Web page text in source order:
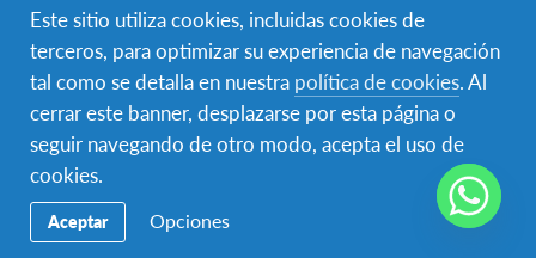
Para preparar personas comprometidas
efectivamente entre culturas y otras
diferencias, ofrecemos rutas de aprendizaje
transformadoras que son diseñadas
especificamente para estudiantes, familias,
voluntarios, adultos y comunidades.
Cada ruta de AFS está diseñada alrededor de
estos seis principios:
Este sitio utiliza cookies, incluidas cookies de
terceros, para optimizar su experiencia de navegación
tal como se detalla en nuestra política de cookies. Al
cerrar este banner, desplazarse por esta página o
seguir navegando de otro modo, acepta el uso de
cookies.
Aceptar Opciones